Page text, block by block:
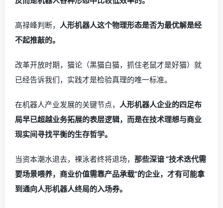
高禄峰判断， 人形机器人这个物理形态是否为最优解是经
不起推敲的。
改革开放时期，猫论（黑猫白猫，抓住老鼠才是好猫）就
已经告诉我们，实践才是检验真理的唯一标准。
在机器人产业发展的关键节点， 人形机器人企业的四足布
局早已超越业务拓展的表层逻辑，而是在技术理想与商业
现实间寻找平衡的生存哲学。
当资本潮水退去，裸泳者终将退场， 那些深谙 “技术迭代需
要场景喂养，商业价值需靠产品承载”的企业，才有可能拿
到通向人形机器人终局的入场券。